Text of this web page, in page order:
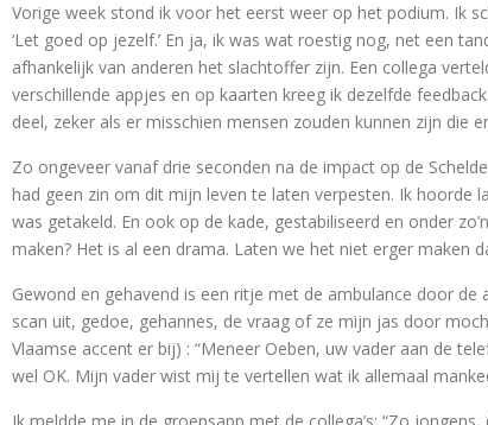
Vorige week stond ik voor het eerst weer op het podium. Ik
‘Let goed op jezelf.’ En ja, ik was wat roestig nog, net een
afhankelijk van anderen het slachtoffer zijn. Een collega
verschillende appjes en op kaarten kreeg ik dezelfde
deel, zeker als er misschien mensen zouden kunnen zijn die
Zo ongeveer vanaf drie seconden na de impact op de
had geen zin om dit mijn leven te laten verpesten. Ik hoorde
was getakeld. En ook op de kade, gestabiliseerd en onder
maken? Het is al een drama. Laten we het niet erger maken
Gewond en gehavend is een ritje met de ambulance door
scan uit, gedoe, gehannes, de vraag of ze mijn jas door
Vlaamse accent er bij) : “Meneer Oeben, uw vader aan de
wel OK. Mijn vader wist mij te vertellen wat ik allemaal